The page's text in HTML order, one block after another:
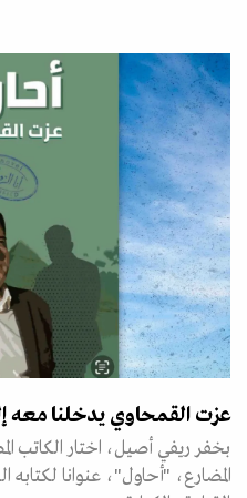
عزت القمحاوي يدخلنا معه
بخفر ريفي أصيل، اختار الكاتب
المضارع، "أحاول"، عنوانا